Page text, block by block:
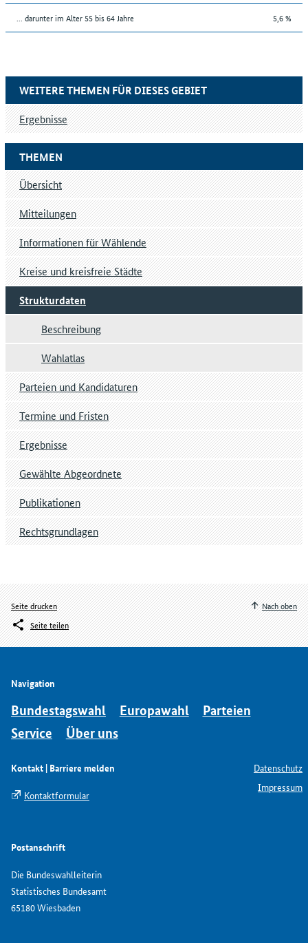
... darunter im Alter 55 bis 64 Jahre 5,6 %
THEMEN
Übersicht
Mitteilungen
Informationen für Wählende
Kreise und kreisfreie Städte
Strukturdaten
Beschreibung
Wahlatlas
Parteien und Kandidaturen
Termine und Fristen
Ergebnisse
Gewählte Abgeordnete
Publikationen
Rechtsgrundlagen
WEITERE THEMEN FÜR DIESES GEBIET
Ergebnisse
Seite drucken
Seite teilen
Nach oben
Navigation
Bundestagswahl Europawahl
Parteien
Service
Über uns
Kontakt | Barriere melden
Kontaktformular
Postanschrift
Die Bundeswahlleiterin
Statistisches Bundesamt
65180 Wiesbaden
Datenschutz
Impressum